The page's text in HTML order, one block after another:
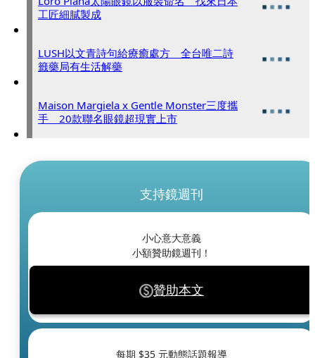
工匠細膩製成
LUSH以文青詩句給療癒處方 全台唯二詩
籤藥局有生活解藥
Maison Margiela x Gentle Monster三度攜
手 20款聯名眼鏡超現實上市
支持鏡週刊
小心意大意義
小額贊助鏡週刊！
贊助本文
每期 $35 元動態話題報導